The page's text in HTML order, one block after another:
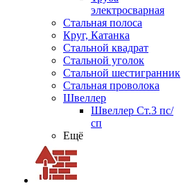
электросварная
Стальная полоса
Круг, Катанка
Стальной квадрат
Стальной уголок
Стальной шестигранник
Стальная проволока
Швеллер
Швеллер Ст.3 пс/
сп
Ещё